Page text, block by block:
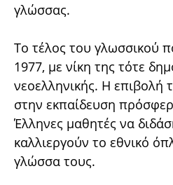
γλώσσας.
Το τέλος του γλωσσικού
1977, με νίκη της τότε
νεοελληνικής. Η επιβολή
στην εκπαίδευση
Έλληνες μαθητές να
καλλιεργούν το εθνικό
γλώσσα τους.